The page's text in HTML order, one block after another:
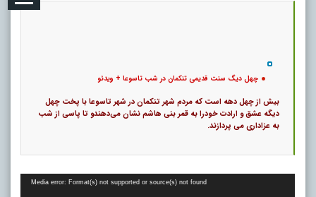
چهل دیگ سنت قدیمی تنکمان در شب تاسوعا + ویدئو
بیش از چهل دهه است که مردم شهر تنکمان در شهر تاسوعا با پخت چهل
دیگه عشق و ارادت خودرا به قمر بنی هاشم نشان می‌دهندو تا پاسی از شب
به عزاداری می پردازند.
Media error: Format(s) not supported or source(s) not found